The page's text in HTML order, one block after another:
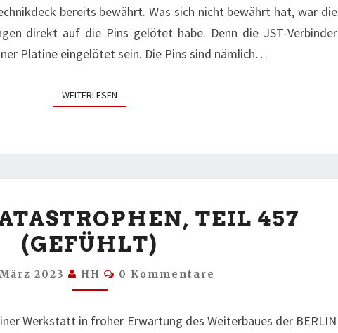
bereits bewährt. Was sich nicht bewährt hat, war die
direkt auf die Pins gelötet habe. Denn die JST-Verbinder
Platine eingelötet sein. Die Pins sind nämlich…
WEITERLESEN
KATASTROPHEN,
TEIL
(GEFÜHLT)
TEIL 457
(GEFÜHLT)
2023 HH Kommentare
0 Kommentare
Werkstatt in froher Erwartung des Weiterbaues der BERLIN